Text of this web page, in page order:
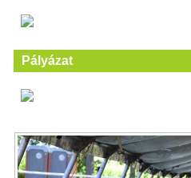
Pályázat